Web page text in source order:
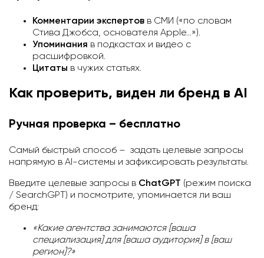
Комментарии экспертов в СМИ («по словам
Стива Джобса, основателя Apple…»).
Упоминания в подкастах и видео с
расшифровкой.
Цитаты в чужих статьях.
Как проверить, виден ли бренд в AI
Ручная проверка – бесплатно
Самый быстрый способ – задать целевые запросы
напрямую в AI-системы и зафиксировать результаты.
Введите целевые запросы в ChatGPT (режим поиска
/ SearchGPT) и посмотрите, упоминается ли ваш
бренд:
«Какие агентства занимаются [ваша
специализация] для [ваша аудитория] в [ваш
регион]?»